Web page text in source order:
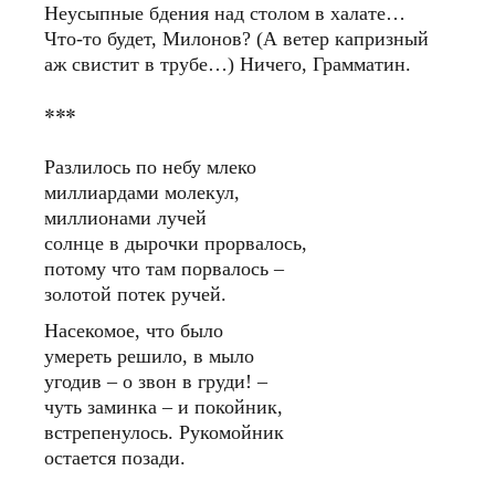
Неусыпные бдения над столом в халате…
Что-то будет, Милонов? (А ветер капризный
аж свистит в трубе…) Ничего, Грамматин.
***
Разлилось по небу млеко
миллиардами молекул,
миллионами лучей
солнце в дырочки прорвалось,
потому что там порвалось –
золотой потек ручей.
Насекомое, что было
умереть решило, в мыло
угодив – о звон в груди! –
чуть заминка – и покойник,
встрепенулось. Рукомойник
остается позади.